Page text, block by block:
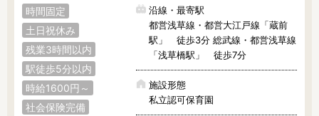
時間固定
土日祝休み
残業3時間以内
駅徒歩5分以内
時給1600円～
社会保険完備
沿線・最寄駅
都営浅草線・都営大江戸線「蔵前
駅」 徒歩3分 総武線・都営浅草線
「浅草橋駅」 徒歩7分
施設形態
私立認可保育園